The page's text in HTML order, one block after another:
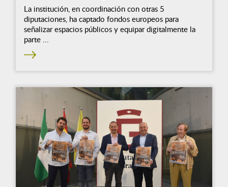
La institución, en coordinación con otras 5
diputaciones, ha captado fondos europeos para
señalizar espacios públicos y equipar digitalmente la
parte ...